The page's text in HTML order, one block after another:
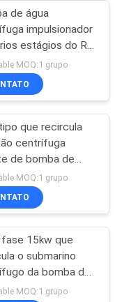
do
57
de água
impulsionador
estágios do RO
com 12 meses
MOQ:1 grupo
que recircula
centrífuga
de bomba de
baixa de aço
MOQ:1 grupo
15kw que
o submarino
da bomba de
aço moldado
MOQ:1 grupo